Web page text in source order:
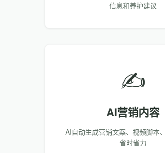
信息和养护建议
✍️
AI营销内容
AI自动生成营销文案、视频脚本
省时省力